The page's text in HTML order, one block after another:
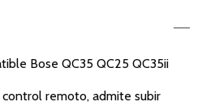
Bose QC35 QC25 QC35ii
remoto, admite subir